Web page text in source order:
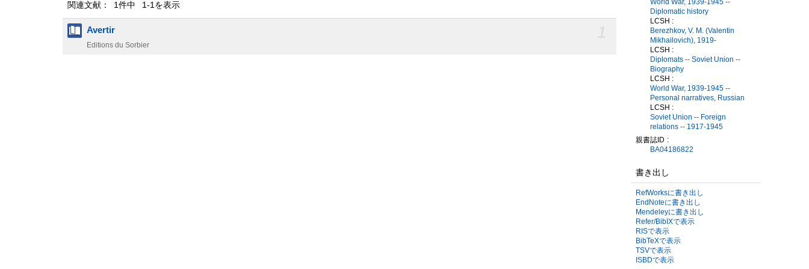
関連文献： 1件中 1-1を表示
Avertir
Editions du Sorbier
World War, 1939-1945 --
Diplomatic history
LCSH :
Berezhkov, V. M. (Valentin
Mikhailovich), 1919-
LCSH :
Diplomats -- Soviet Union --
Biography
LCSH :
World War, 1939-1945 --
Personal narratives, Russian
LCSH :
Soviet Union -- Foreign
relations -- 1917-1945
親書誌ID
BA04186822
書き出し
RefWorksに書き出し
EndNoteに書き出し
Mendeleyに書き出し
Refer/BibIXで表示
RISで表示
BibTeXで表示
TSVで表示
ISBDで表示